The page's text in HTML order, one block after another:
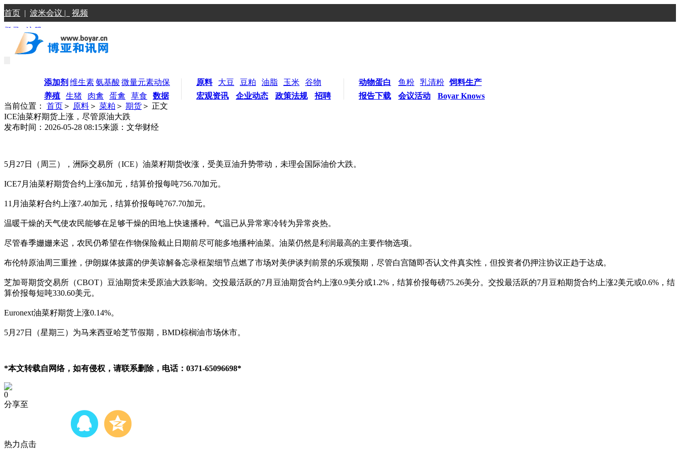
首页 | 波米会议 | 视频
登录 |注册
添加剂 维生素氨基酸 微量元素动保
养殖
生猪 肉禽 蛋禽 草食 数据
原料 大豆 豆粕 油脂 玉米
谷物
宏观资讯
企业动态 政策法规 招聘
动物蛋白 鱼粉 乳清粉 饲料生产
报告下载
会议活动
Boyar Knows
当前位置： 首页 ＞ 原料 ＞ 菜粕 ＞ 期货 ＞ 正文
ICE油菜籽期货上涨，尽管原油大跌
发布时间：2026-05-28 08:15来源：文华财经
5月27日（周三），洲际交易所（ICE）油菜籽期货收涨，受美豆油升势带动，未理会国际油价大跌。
ICE7月油菜籽期货合约上涨6加元，结算价报每吨756.70加元。
11月油菜籽合约上涨7.40加元，结算价报每吨767.70加元。
温暖干燥的天气使农民能够在足够干燥的田地上快速播种。气温已从异常寒冷转为异常炎热。
尽管春季姗姗来迟，农民仍希望在作物保险截止日期前尽可能多地播种油菜。油菜仍然是利润最高的主要作物选项。
布伦特原油周三重挫，伊朗媒体披露的伊美谅解备忘录框架细节点燃了市场对美伊谈判前景的乐观预期，尽管白宫随即否认文件真实性，但投资者仍押注协议正趋于达成。
芝加哥期货交易所（CBOT）豆油期货未受原油大跌影响。交投最活跃的7月豆油期货合约上涨0.9美分或1.2%，结算价报每磅75.26美分。交投最活跃的7月豆粕期货合约上涨2美元或0.6%，结
算价报每短吨330.60美元。
Euronext油菜籽期货上涨0.14%。
5月27日（星期三）为马来西亚哈芝节假期，BMD棕榈油市场休市。
*本文转载自网络，如有侵权，请联系删除，电话：0371-65096698*
0
分享至
热力点击